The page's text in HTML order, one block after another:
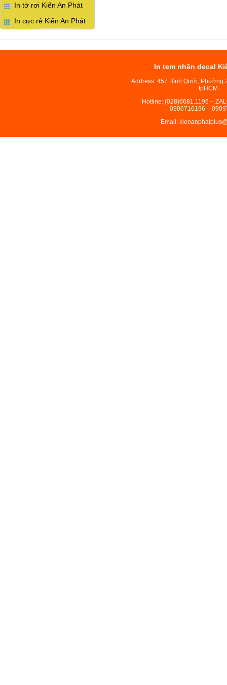
In tờ rơi Kiến An Phát
In cực rẻ Kiến An Phát
In tem nhãn decal
Address: 457 Bình Qưới, Phường
tpHCM
Hotline: (028)6681.1196 –
0906716196 –
Email: